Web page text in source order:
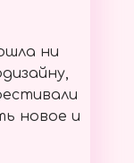
ни
новое и